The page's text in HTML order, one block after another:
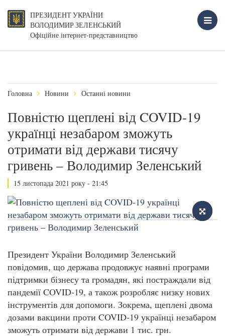
ПРЕЗИДЕНТ УКРАЇНИ
ВОЛОДИМИР ЗЕЛЕНСЬКИЙ
Офіційне інтернет-представництво
Головна Новини Останні новини
Повністю щеплені від COVID-19
українці незабаром зможуть
отримати від держави тисячу
гривень – Володимир Зеленський
15 листопада 2021 року - 21:45
Президент України Володимир Зеленський
повідомив, що держава продовжує наявні програми
підтримки бізнесу та громадян, які постраждали від
пандемії COVID-19, а також розробляє низку нових
інструментів для допомоги. Зокрема, щеплені двома
дозами вакцини проти COVID-19 українці незабаром
зможуть отримати від держави 1 тис. грн.